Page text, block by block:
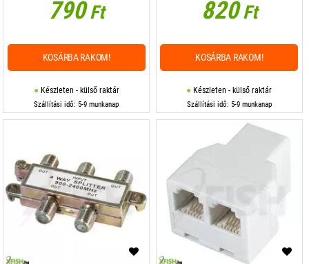
790Ft
Készleten - külső raktár
Szállítási idő: 5-9 munkanap
KOSÁRBA RAKOM!
820Ft
Készleten - külső raktár
Szállítási idő: 5-9 munkanap
KOSÁRBA RAKOM!